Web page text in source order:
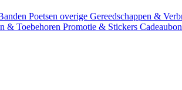
Poetsen overige Gereedschappen &
& Toebehoren Promotie & Stickers